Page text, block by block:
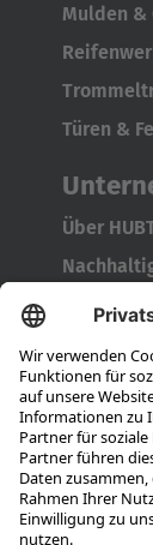
Mulden &
Türen &
Über
Das